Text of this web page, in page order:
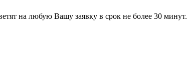
на любую Вашу заявку в срок не более 30 минут.